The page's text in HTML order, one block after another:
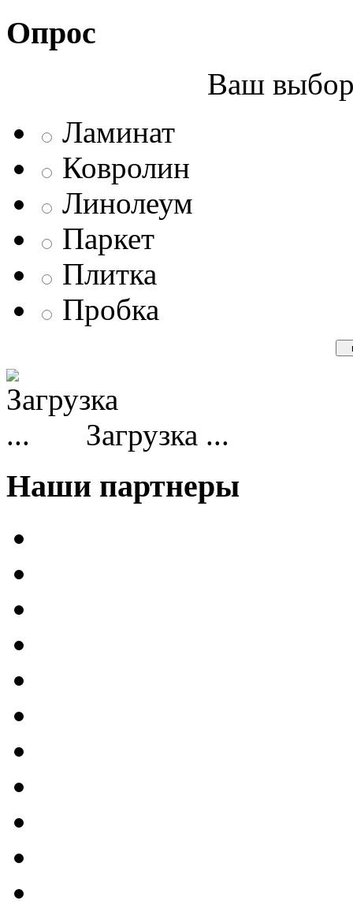
Опрос
Ваш выбор
Ламинат
Ковролин
Линолеум
Паркет
Плитка
Пробка
Загрузка ...
Наши партнеры